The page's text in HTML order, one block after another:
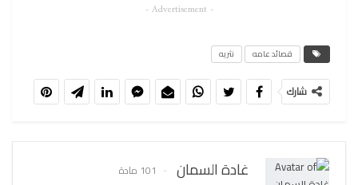
- Advertisement -
قصائد عامه نثريه
شارك
غادة السمان 101 مادة